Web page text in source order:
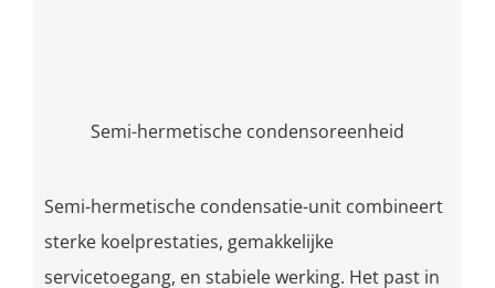
Semi-hermetische condensoreenheid
Semi-hermetische condensatie-unit combineert
sterke koelprestaties, gemakkelijke
servicetoegang, en stabiele werking. Het past in